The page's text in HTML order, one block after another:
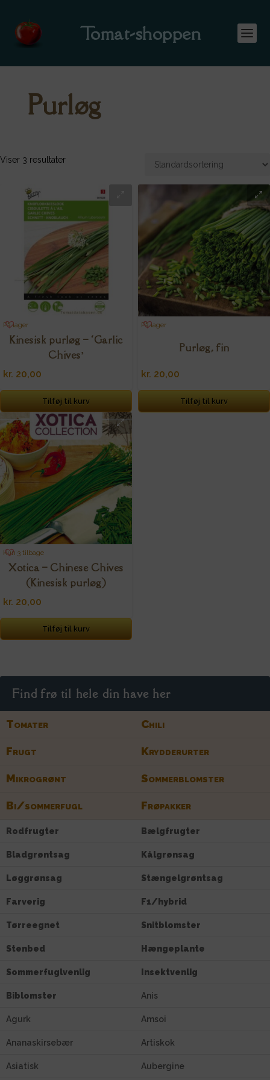
Tomat-shoppen
Purløg
Viser 3 resultater
På lager
Kinesisk purløg – ‘Garlic
Chives’
kr. 20,00
Tilføj til kurv
På lager
Purløg, fin
kr. 20,00
Tilføj til kurv
Kun 3 tilbage
Xotica – Chinese Chives
(Kinesisk purløg)
kr. 20,00
Tilføj til kurv
Find frø til hele din have her
Tomater Chili
Frugt Krydderurter
Mikrogrønt Sommerblomster
Bi/sommerfugl Frøpakker
Rodfrugter Bælgfrugter
Bladgrøntsag Kålgrønsag
Løggrønsag Stængelgrøntsag
Farverig F1/hybrid
Tørreegnet Snitblomster
Stenbed Hængeplante
Sommerfuglvenlig Insektvenlig
Biblomster Anis
Agurk Amsoi
Ananaskirsebær Artiskok
Asiatisk Aubergine